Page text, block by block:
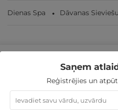
Dienas Spa Dāvanas
Nekādas
14 dienunaudas
Saņem
Reģistrējies un